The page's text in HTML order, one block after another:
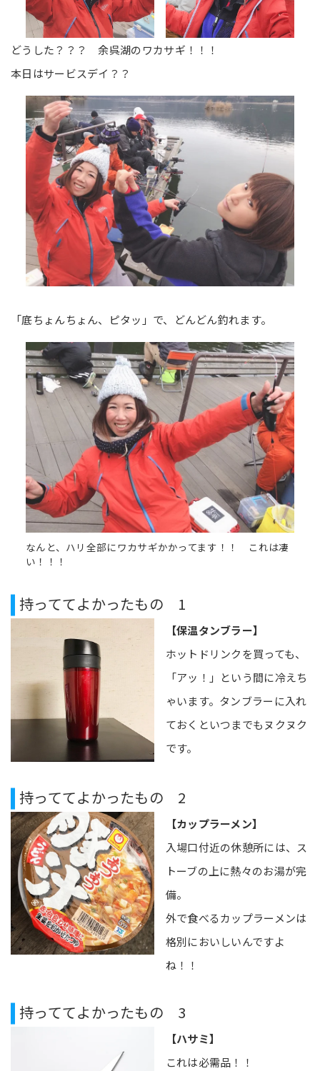
どうした？？？ 余呉湖のワカサギ！！！
本日はサービスデイ？？
「底ちょんちょん、ピタッ」で、どんどん釣れます。
なんと、ハリ全部にワカサギかかってます！！ これは凄
い！！！
持っててよかったもの 1
【保温タンブラー】
ホットドリンクを買っても、
「アッ！」という間に冷えち
ゃいます。タンブラーに入れ
ておくといつまでもヌクヌク
です。
持っててよかったもの 2
【カップラーメン】
入場口付近の休憩所には、ス
トーブの上に熱々のお湯が完
備。
外で食べるカップラーメンは
格別においしいんですよ
ね！！
持っててよかったもの 3
【ハサミ】
これは必需品！！